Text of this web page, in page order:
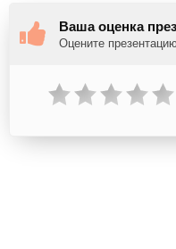
Ваша оценка
Оцените